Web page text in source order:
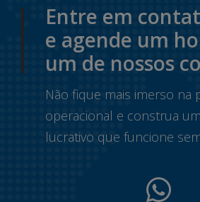
Entre em
e agende um
um de nossos
Não fique mais imerso na
operacional e construa
lucrativo que funcione